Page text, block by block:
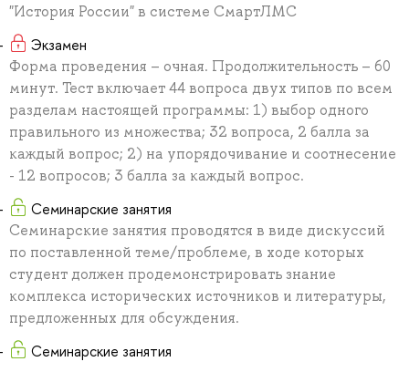
"История России" в системе СмартЛМС
Экзамен
Форма проведения – очная. Продолжительность – 60
минут. Тест включает 44 вопроса двух типов по всем
разделам настоящей программы: 1) выбор одного
правильного из множества; 32 вопроса, 2 балла за
каждый вопрос; 2) на упорядочивание и соотнесение
- 12 вопросов; 3 балла за каждый вопрос.
Семинарские занятия
Семинарские занятия проводятся в виде дискуссий
по поставленной теме/проблеме, в ходе которых
студент должен продемонстрировать знание
комплекса исторических источников и литературы,
предложенных для обсуждения.
Семинарские занятия